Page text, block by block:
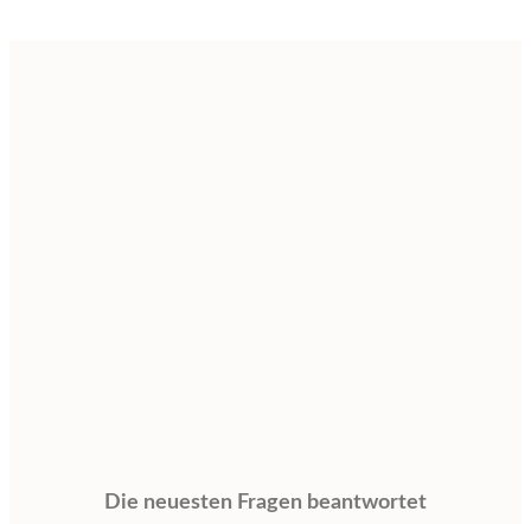
Die neuesten Fragen beantwortet